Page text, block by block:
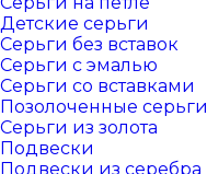
Детские серьги
Серьги без вставок
Серьги с эмалью
Серьги со вставками
Позолоченные серьги
Серьги из золота
Подвески
Подвески из серебра